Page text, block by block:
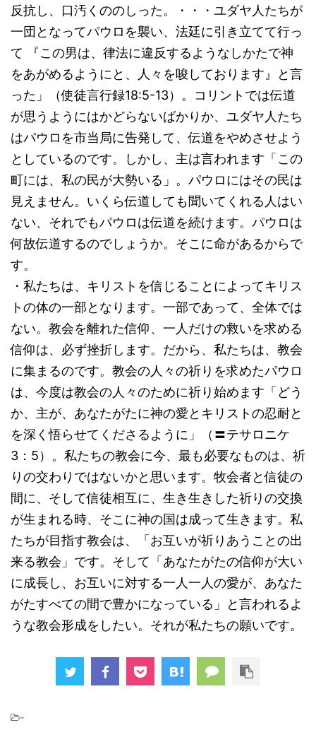
反抗し、口汚くののしった。・・・ユダヤ人たちが
一団となってパウロを襲い、法廷に引き立てて行っ
て 『この男は、律法に違反するようなしかたで神
をあがめるようにと、人々を唆しております』と言
った」（使徒言行録18:5-13）。コリントでは伝道
が思うようにはかどらないばかりか、ユダヤ人たち
はパウロを市当局に告発して、伝道をやめさせよう
としているのです。しかし、主は言われます「この
町には、私の民が大勢いる」。パウロにはその民は
見えません。いくら伝道しても聞いてくれる人はい
ない、それでもパウロは伝道を続けます。パウロは
何故伝道するのでしょうか。そこに命があるからで
す。
・私たちは、キリストを信じることによってキリス
トの体の一部となります。一部であって、全体では
ない。教会を離れた信仰、一人だけの救いを求める
信仰は、必ず挫折します。だから、私たちは、教会
に集まるのです。教会の人々の祈りを求めたパウロ
は、今度は教会の人々のために祈り始めます「どう
か、主が、あなたがたに神の愛とキリストの忍耐と
を深く悟らせてくださるように」（〓テサロニケ
3：5）。私たちの教会に今、最も必要なものは、祈
りの交わりではないかと思います。牧会者と信徒の
間に、そして信徒相互に、生き生きした祈りの交換
が生まれる時、そこに神の国は成って生きます。私
たちが目指す教会は、「お互いが祈りあうことの出
来る教会」です。そして「あなたがたの信仰が大い
に成長し、お互いに対する一人一人の愛が、あなた
がたすべての間で豊かになっている」と言われるよ
うな教会形成をしたい。それが私たちの願いです。
-